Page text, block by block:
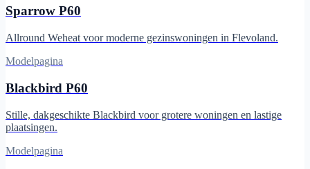
Sparrow P60
Allround Weheat voor moderne gezinswoningen in Flevoland.
Modelpagina
Blackbird P60
Stille, dakgeschikte Blackbird voor grotere woningen en lastige
plaatsingen.
Modelpagina